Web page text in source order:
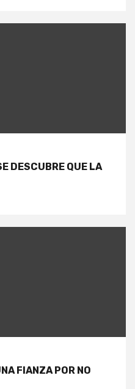
DESCUBRE QUE LA
FIANZA POR NO